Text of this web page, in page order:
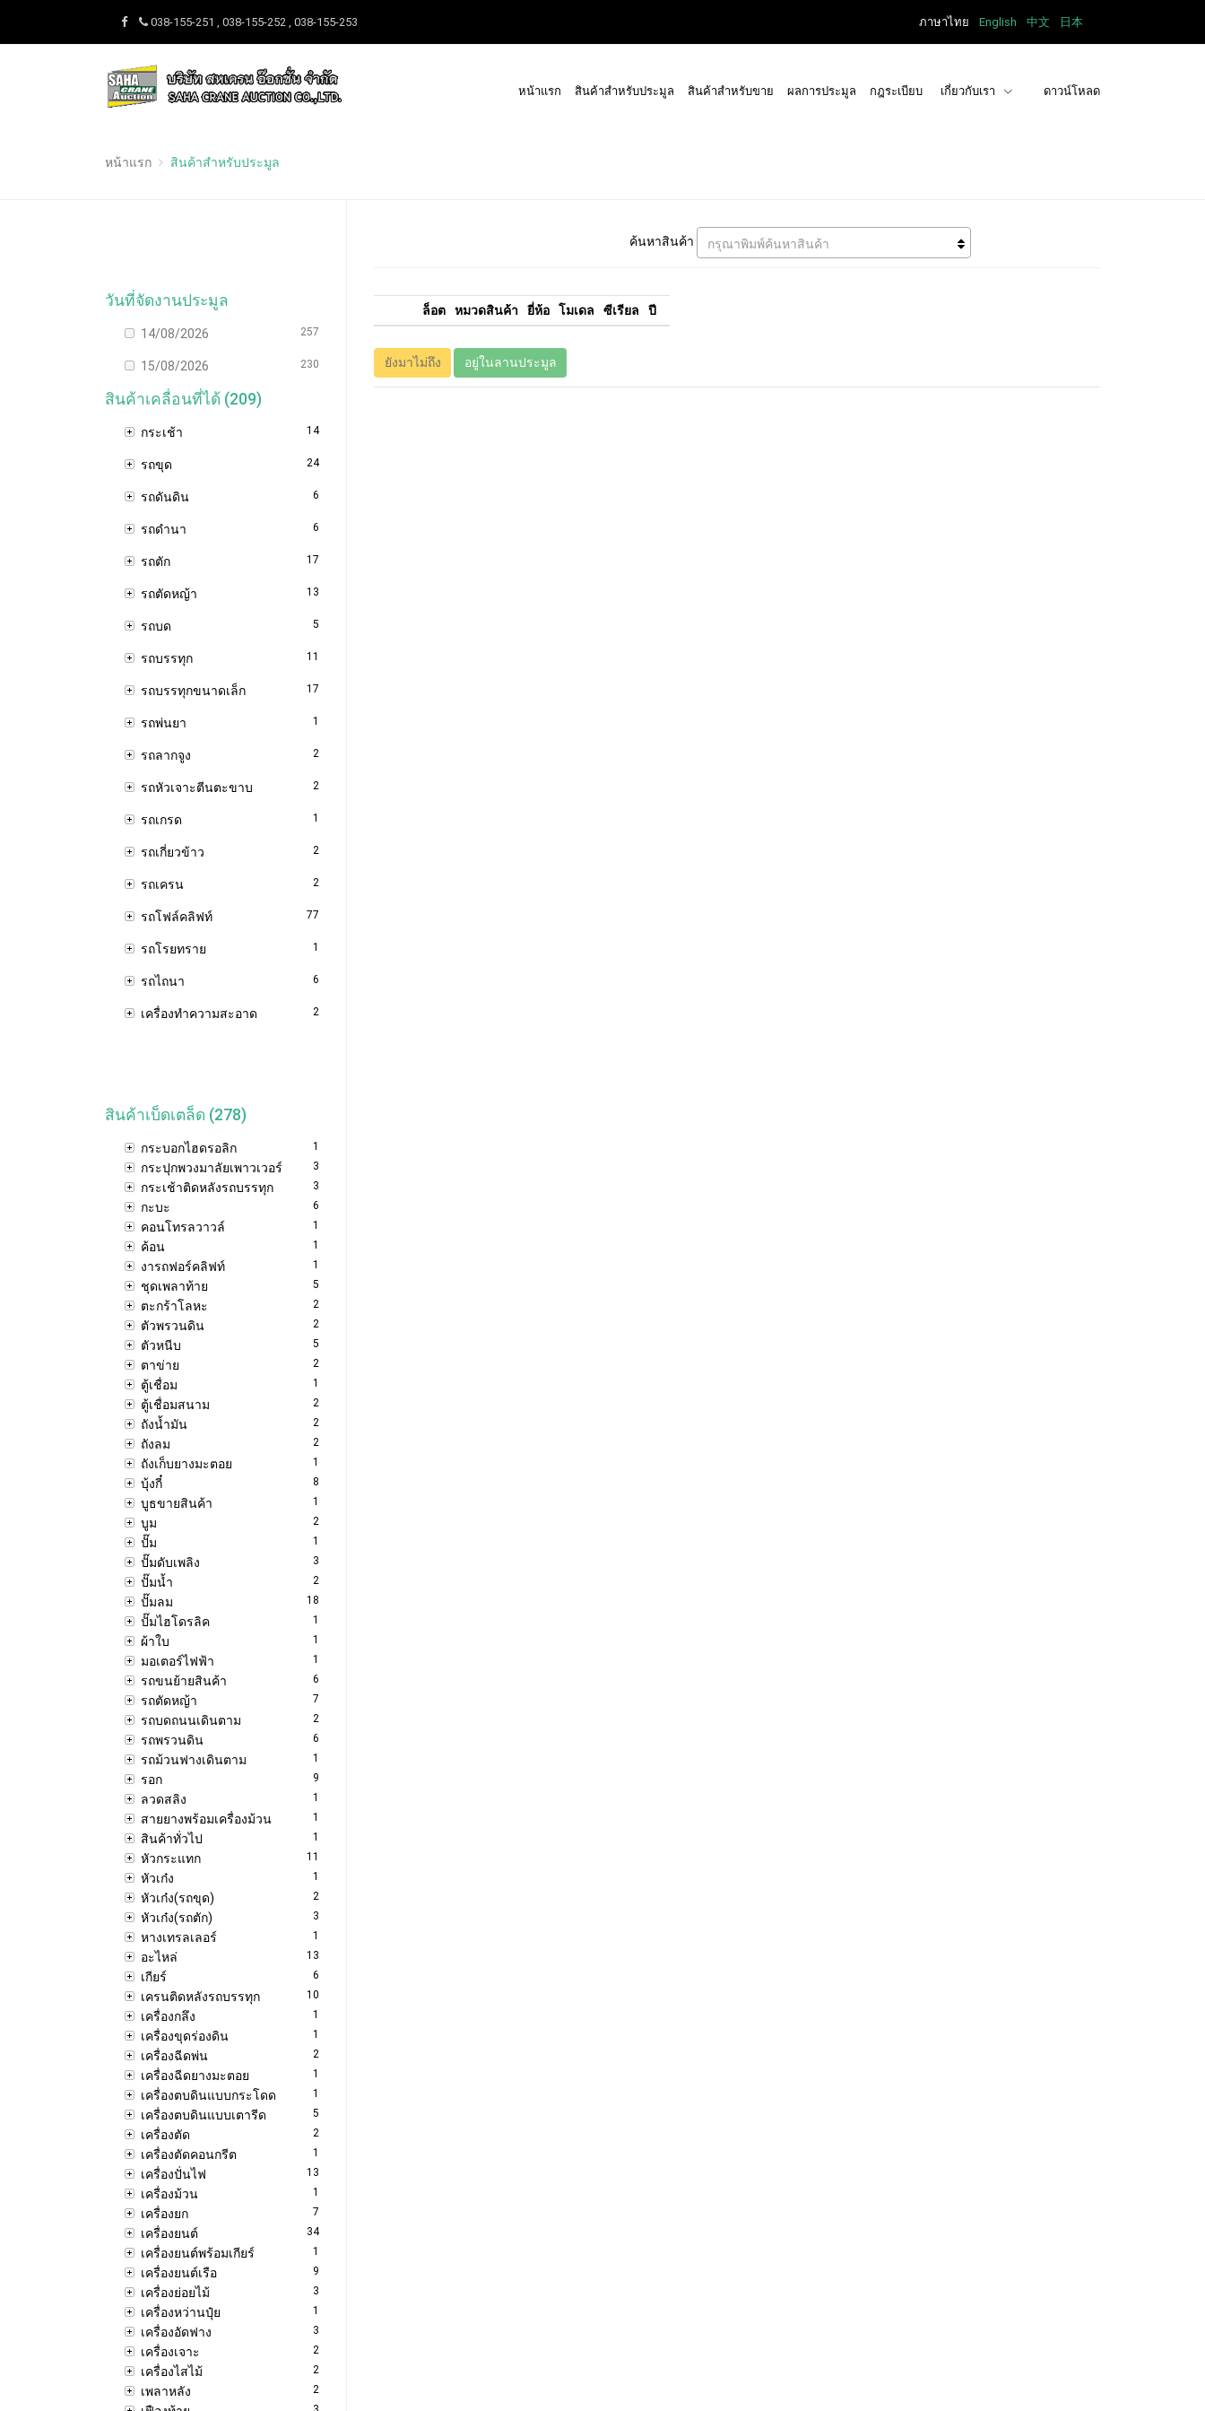
038-155-251 , 038-155-252 , 038-155-253 ภาษาไทย English 中文 日本
หน้าแรก สินค้าสำหรับประมูล สินค้าสำหรับขาย ผลการประมูล กฎระเบียบ เกี่ยวกับเรา ดาวน์โหลด
หน้าแรก สินค้าสำหรับประมูล
วันที่จัดงานประมูล
14/08/2026 257
15/08/2026 230
สินค้าเคลื่อนที่ได้ (209)
กระเช้า 14
รถขุด 24
รถดันดิน 6
รถดำนา 6
รถตัก 17
รถตัดหญ้า 13
รถบด 5
รถบรรทุก 11
รถบรรทุกขนาดเล็ก 17
รถพ่นยา 1
รถลากจูง 2
รถหัวเจาะตีนตะขาบ 2
รถเกรด 1
รถเกี่ยวข้าว 2
รถเครน 2
รถโฟล์คลิฟท์ 77
รถโรยทราย 1
รถไถนา 6
เครื่องทำความสะอาด 2
สินค้าเบ็ดเตล็ด (278)
กระบอกไฮดรอลิก 1
กระปุกพวงมาลัยเพาวเวอร์ 3
กระเช้าติดหลังรถบรรทุก 3
กะบะ 6
คอนโทรลวาวล์ 1
ค้อน 1
งารถฟอร์คลิฟท์ 1
ชุดเพลาท้าย 5
ตะกร้าโลหะ 2
ตัวพรวนดิน 2
ตัวหนีบ 5
ตาข่าย 2
ตู้เชื่อม 1
ตู้เชื่อมสนาม 2
ถังน้ำมัน 2
ถังลม 2
ถังเก็บยางมะตอย 1
บุ้งกี๋ 8
บูธขายสินค้า 1
บูม 2
ปั๊ม 1
ปั๊มดับเพลิง 3
ปั๊มน้ำ 2
ปั๊มลม 18
ปั๊มไฮโดรลิค 1
ผ้าใบ 1
มอเตอร์ไฟฟ้า 1
รถขนย้ายสินค้า 6
รถตัดหญ้า 7
รถบดถนนเดินตาม 2
รถพรวนดิน 6
รถม้วนฟางเดินตาม 1
รอก 9
ลวดสลิง 1
สายยางพร้อมเครื่องม้วน 1
สินค้าทั่วไป 1
หัวกระแทก 11
หัวเก๋ง 1
หัวเก๋ง(รถขุด) 2
หัวเก๋ง(รถตัก) 3
หางเทรลเลอร์ 1
อะไหล่ 13
เกียร์ 6
เครนติดหลังรถบรรทุก 10
เครื่องกลึง 1
เครื่องขุดร่องดิน 1
เครื่องฉีดพ่น 2
เครื่องฉีดยางมะตอย 1
เครื่องตบดินแบบกระโดด 1
เครื่องตบดินแบบเตารีด 5
เครื่องตัด 2
เครื่องตัดคอนกรีต 1
เครื่องปั่นไฟ 13
เครื่องม้วน 1
เครื่องยก 7
เครื่องยนต์ 34
เครื่องยนต์พร้อมเกียร์ 1
เครื่องยนต์เรือ 9
เครื่องย่อยไม้ 3
เครื่องหว่านปุ๋ย 1
เครื่องอัดฟาง 3
เครื่องเจาะ 2
เครื่องไสไม้ 2
เพลาหลัง 2
ค้นหาสินค้า กรุณาพิมพ์ค้นหาสินค้า
ล็อต หมวดสินค้า ยี่ห้อ โมเดล ซีเรียล ปี
ยังมาไม่ถึง อยู่ในลานประมูล